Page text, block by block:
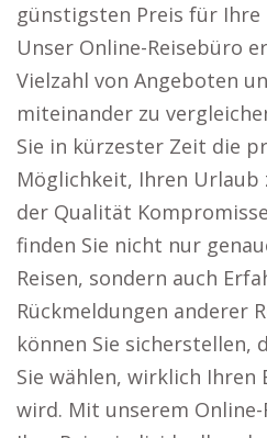
günstigsten Preis für Ihre
Unser Online-Reisebüro
Vielzahl von Angeboten
miteinander zu
Sie in kürzester Zeit die
Möglichkeit, Ihren Urlaub
der Qualität
finden Sie nicht nur
Reisen, sondern auch
Rückmeldungen anderer
können Sie sicherstellen,
Sie wählen, wirklich
wird. Mit unserem Online-